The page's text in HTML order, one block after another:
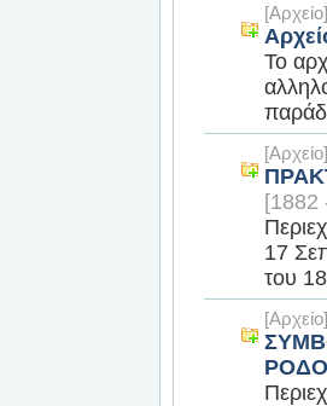
Το
[1882
17
του